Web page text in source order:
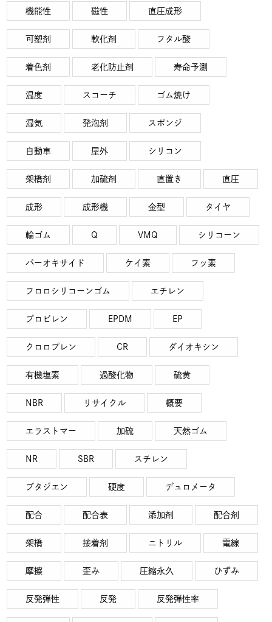
機能性 磁性 直圧成形
可塑剤 軟化剤 フタル酸
着色剤 老化防止剤 寿命予測
温度 スコーチ ゴム焼け
湿気 発泡剤 スポンジ
自動車 屋外 シリコン
架橋剤 加硫剤 直置き 直圧
成形 成形機 金型 タイヤ
輪ゴム Q VMQ シリコーン
パーオキサイド ケイ素 フッ素
フロロシリコーンゴム エチレン
プロビレン EPDM EP
クロロプレン CR ダイオキシン
有機塩素 過酸化物 硫黄
NBR リサイクル 概要
エラストマー 加硫 天然ゴム
NR SBR スチレン
ブタジエン 硬度 デュロメータ
配合 配合表 添加剤 配合剤
架橋 接着剤 ニトリル 電線
摩擦 歪み 圧縮永久 ひずみ
反発弾性 反発 反発弾性率